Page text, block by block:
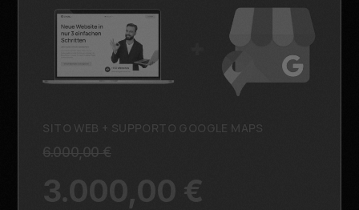
SITO WEB + SUPPORTO GOOGLE MAPS
6.000,00 €
3.000,00 €